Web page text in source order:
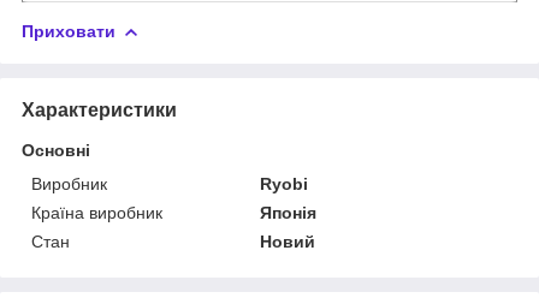
Приховати
Характеристики
Основні
Виробник
Ryobi
Країна виробник
Японія
Стан
Новий